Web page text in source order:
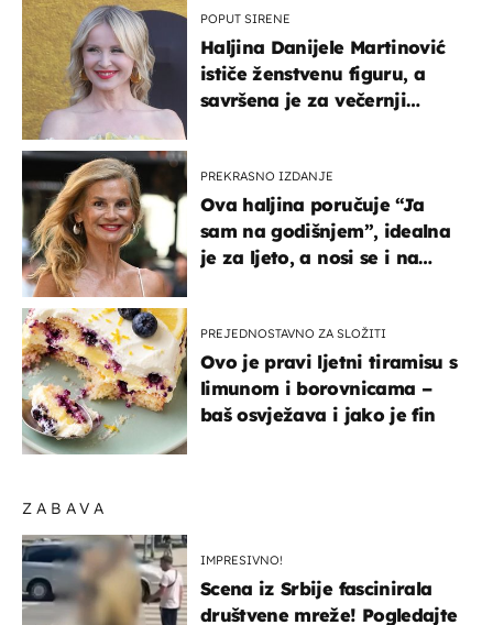
ZABAVA
IMPRESIVNO!
Scena iz Srbije fascinirala
društvene mreže! Pogledajte
POPUT SIRENE
Haljina Danijele Martinović
ističe ženstvenu figuru, a
savršena je za večernji
PREKRASNO IZDANJE
Ova haljina poručuje “Ja
sam na godišnjem”, idealna
je za ljeto, a nosi se i na
PREJEDNOSTAVNO ZA SLOŽITI
Ovo je pravi ljetni tiramisu s
limunom i borovnicama –
baš osvježava i jako je fin